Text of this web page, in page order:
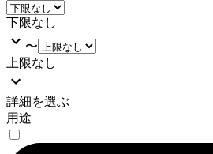
下限なし
〜
上限なし
詳細を選ぶ
用途